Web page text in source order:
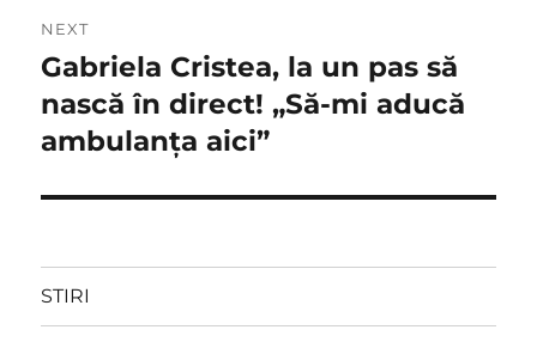
NEXT
Next
post:
Gabriela Cristea, la un pas să
nască în direct! „Să-mi aducă
ambulanța aici”
STIRI